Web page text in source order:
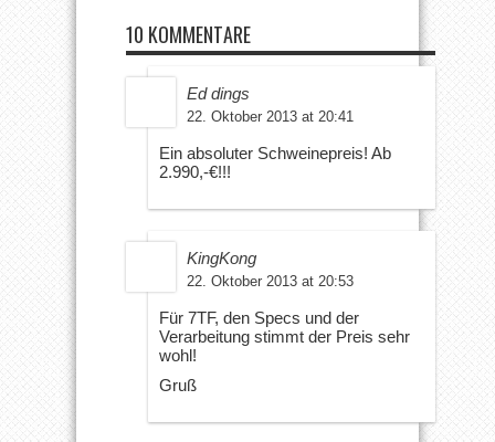
10 KOMMENTARE
Ed dings
22. Oktober 2013 at 20:41
Ein absoluter Schweinepreis! Ab
2.990,-€!!!
KingKong
22. Oktober 2013 at 20:53
Für 7TF, den Specs und der
Verarbeitung stimmt der Preis sehr
wohl!
Gruß